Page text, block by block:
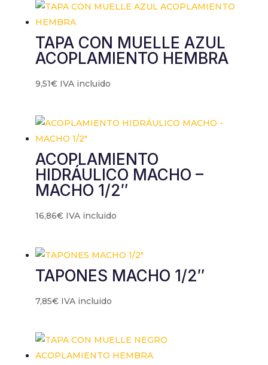
TAPA CON MUELLE AZUL
ACOPLAMIENTO HEMBRA
9,51€ IVA incluido
ACOPLAMIENTO
HIDRÁULICO MACHO –
MACHO 1/2″
16,86€ IVA incluido
TAPONES MACHO 1/2″
7,85€ IVA incluido
contenido y
ofertas